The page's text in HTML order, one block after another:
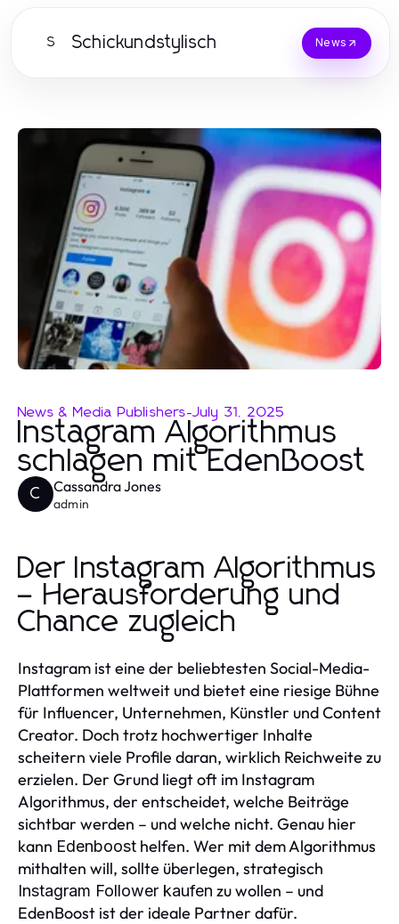
S Schickundstylisch News
News & Media Publishers-July 31, 2025
Instagram Algorithmus
schlagen mit EdenBoost
C Cassandra Jones
admin
Der Instagram Algorithmus
– Herausforderung und
Chance zugleich
Instagram ist eine der beliebtesten Social-Media-
Plattformen weltweit und bietet eine riesige Bühne
für Influencer, Unternehmen, Künstler und Content
Creator. Doch trotz hochwertiger Inhalte
scheitern viele Profile daran, wirklich Reichweite zu
erzielen. Der Grund liegt oft im Instagram
Algorithmus, der entscheidet, welche Beiträge
sichtbar werden – und welche nicht. Genau hier
kann Edenboost helfen. Wer mit dem Algorithmus
mithalten will, sollte überlegen, strategisch
Instagram Follower kaufen zu wollen – und
EdenBoost ist der ideale Partner dafür.